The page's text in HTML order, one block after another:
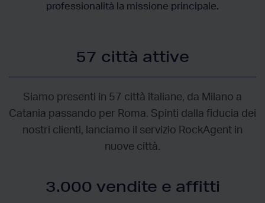
professionalità la missione principale.
57 città attive
Siamo presenti in 57 città italiane, da Milano a
Catania passando per Roma. Spinti dalla fiducia dei
nostri clienti, lanciamo il servizio RockAgent in
nuove città.
3.000 vendite e affitti